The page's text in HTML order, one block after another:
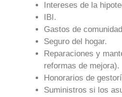
Intereses de la
IBI.
Gastos de
Seguro del hogar.
Reparaciones y
reformas de mejora).
Honorarios de
Suministros si los